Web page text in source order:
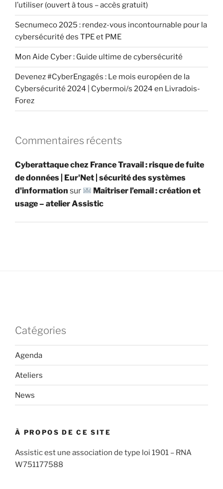
l’utiliser (ouvert à tous – accès gratuit)
Secnumeco 2025 : rendez-vous incontournable pour la
cybersécurité des TPE et PME
Mon Aide Cyber : Guide ultime de cybersécurité
Devenez #CyberEngagés : Le mois européen de la
Cybersécurité 2024 | Cybermoi/s 2024 en Livradois-
Forez
Commentaires récents
Cyberattaque chez France Travail : risque de fuite
de données | Eur'Net | sécurité des systèmes
d'information sur
Maîtriser l’email : création et
usage – atelier Assistic
Catégories
Agenda
Ateliers
News
À PROPOS DE CE SITE
Assistic est une association de type loi 1901 – RNA
W751177588